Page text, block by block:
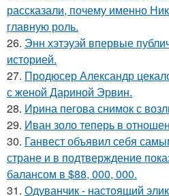
рассказали, почему именно
главную роль.
26. Энн хэтэуэй впервые
историей.
27. Продюсер Александр
с женой Дариной Эрвин.
28. Ирина пегова снимок с
29. Иван золо теперь в
30. Ганвест объявил себя
стране и в подтверждение
балансом в $88, 000, 000.
31. Одуванчик - настоящий